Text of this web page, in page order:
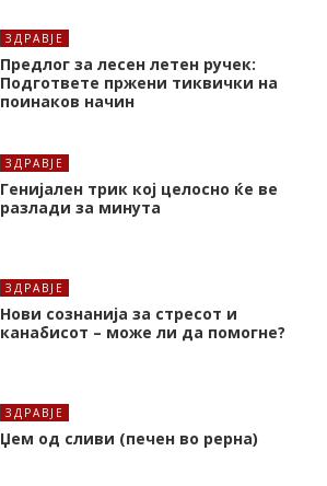
ЗДРАВЈЕ
Предлог за лесен летен ручек:
Подгответе пржени тиквички на
поинаков начин
ЗДРАВЈЕ
Генијален трик кој целосно ќе ве
разлади за минута
ЗДРАВЈЕ
Нови сознанија за стресот и
канабисот – може ли да помогне?
ЗДРАВЈЕ
Џем од сливи (печен во рерна)